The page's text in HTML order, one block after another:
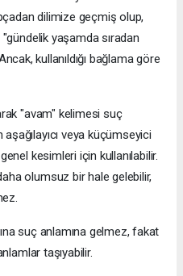
dilimize geçmiş olup,
yaşamda sıradan
kullanıldığı bağlama göre
"avam" kelimesi suç
veya küçümseyici
kesimleri için kullanılabilir.
olumsuz bir hale gelebilir,
suç anlamına gelmez, fakat
taşıyabilir.